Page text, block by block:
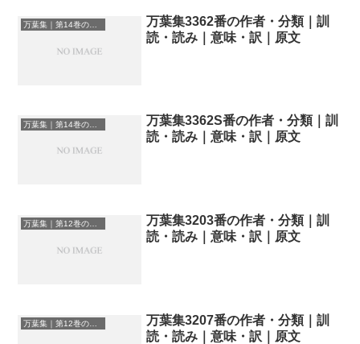
万葉集｜第14巻の和歌一覧
万葉集3362番の作者・分類｜訓
読・読み｜意味・訳｜原文
万葉集｜第14巻の和歌一覧
万葉集3362S番の作者・分類｜訓
読・読み｜意味・訳｜原文
万葉集｜第12巻の和歌一覧
万葉集3203番の作者・分類｜訓
読・読み｜意味・訳｜原文
万葉集｜第12巻の和歌一覧
万葉集3207番の作者・分類｜訓
読・読み｜意味・訳｜原文